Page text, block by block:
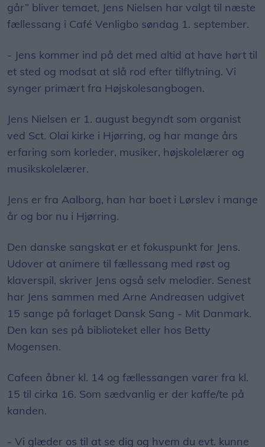
går” bliver temaet, Jens Nielsen har valgt til næste
fællessang i Café Venligbo søndag 1. september.
- Jens kommer ind på det med altid at have hørt til
et sted og modsat at slå rod efter tilflytning. Vi
synger primært fra Højskolesangbogen.
Jens Nielsen er 1. august begyndt som organist
ved Sct. Olai kirke i Hjørring, og har mange års
erfaring som korleder, musiker, højskolelærer og
musikskolelærer.
Jens er fra Aalborg, han har boet i Lørslev i mange
år og bor nu i Hjørring.
Den danske sangskat er et fokuspunkt for Jens.
Udover at animere til fællessang med røst og
klaverspil, skriver Jens også selv melodier. Senest
har Jens sammen med Arne Andreasen udgivet
15 sange på forlaget Dansk Sang - Mit Danmark.
Den kan ses på biblioteket eller hos Betty
Mogensen.
Cafeen åbner kl. 14 og fællessangen varer fra kl.
15 til cirka 16. Som sædvanlig er der kaffe/te på
kanden.
- Vi glæder os til at se dig og hvem du evt. kunne